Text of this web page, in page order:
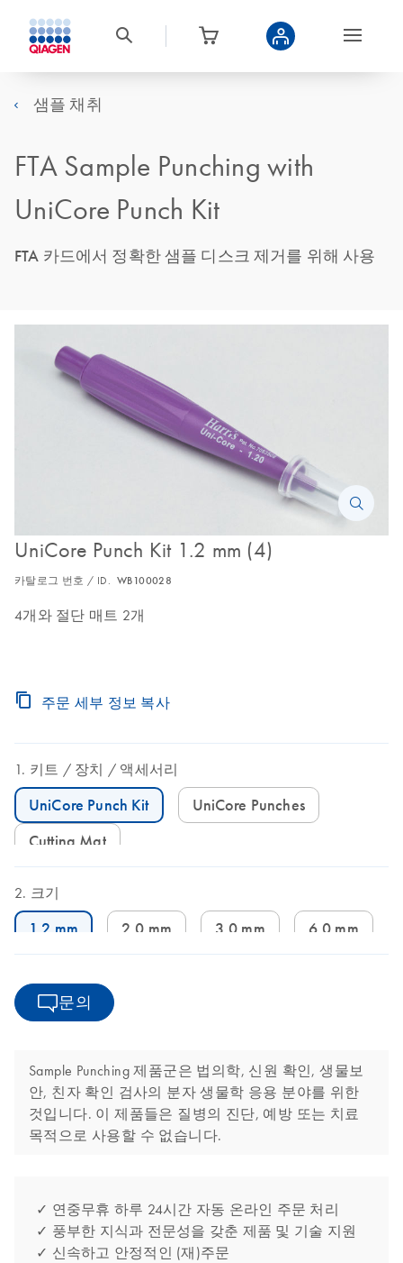
샘플 채취
FTA Sample Punching with
UniCore Punch Kit
FTA 카드에서 정확한 샘플 디스크 제거를 위해 사용
UniCore Punch Kit 1.2 mm (4)
카탈로그 번호 / ID. WB100028
4개와 절단 매트 2개
주문 세부 정보 복사
키트 장치 액세서리
UniCore Punch Kit
UniCore Punches
Cutting Mat
크기
1.2 mm 2.0 mm 3.0 mm 6.0 mm
문의
Sample Punching 제품군은 법의학, 신원 확인, 생물보
안, 친자 확인 검사의 분자 생물학 응용 분야를 위한
것입니다. 이 제품들은 질병의 진단, 예방 또는 치료
목적으로 사용할 수 없습니다.
✓ 연중무휴 하루 24시간 자동 온라인 주문 처리
✓ 풍부한 지식과 전문성을 갖춘 제품 및 기술 지원
✓ 신속하고 안정적인 (재)주문